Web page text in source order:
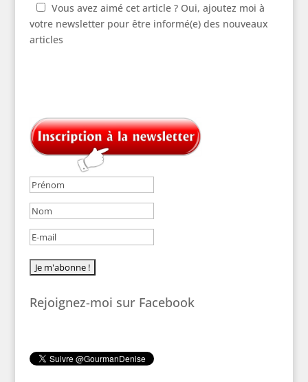
Vous avez aimé cet article ? Oui, ajoutez moi à
votre newsletter pour être informé(e) des nouveaux
articles
Rejoignez-moi sur Facebook